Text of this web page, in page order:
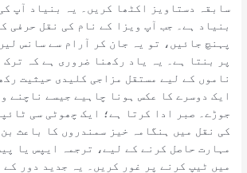
سابقہ ​​دستاویز اکٹھا کریں۔ یہ بنیاد آپ
بنیاد ہے۔ جب آپ ویزا کے نام کی نقل حرفی
پہنچ جائیں، تو یہ جان کر آرام سے سانس
پر بنتا ہے۔ یہ یاد رکھنا ضروری ہے کہ ترک
ناموں کے لیے مستقل مزاجی کلیدی حیثیت
ایک دوسرے کا عکس ہونا چاہیے جیسے ناچنے
جوڑے۔ صبر ادا کرتا ہے؛ ایک چھوٹی سی
کی نقل میں ہنگامہ خیز سمندروں کا باعث
مہارت حاصل کرنے کے لیے، ترجمہ ایپس یا
میں ٹیپ کرنے پر غور کریں۔ یہ جدید دور کے